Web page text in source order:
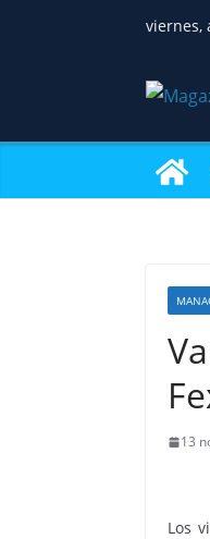
viernes,
13
Los